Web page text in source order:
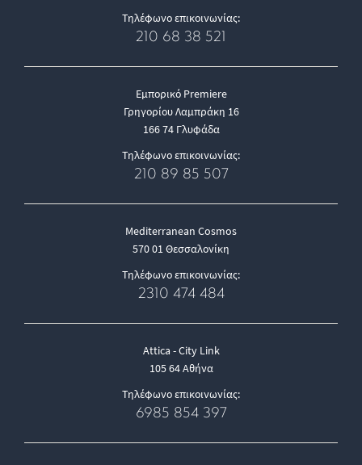
Τηλέφωνο επικοινωνίας:
210 68 38 521
Εμπορικό Premiere
Γρηγορίου Λαμπράκη 16
166 74 Γλυφάδα
Τηλέφωνο επικοινωνίας:
210 89 85 507
Mediterranean Cosmos
570 01 Θεσσαλονίκη
Τηλέφωνο επικοινωνίας:
2310 474 484
Attica - City Link
105 64 Αθήνα
Τηλέφωνο επικοινωνίας:
6985 854 397